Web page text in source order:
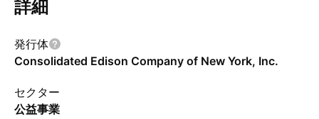
詳細
発行体
Consolidated Edison Company of New York, Inc.
セクター
公益事業